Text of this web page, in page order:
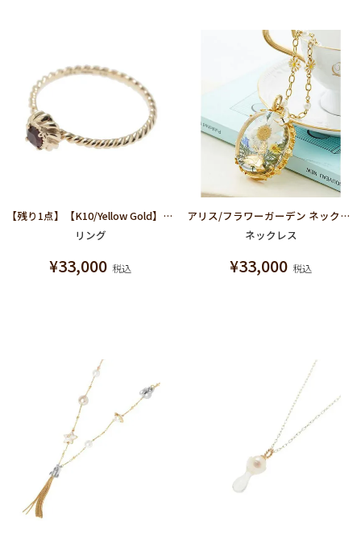
【残り1点】【K10/Yellow Gold】ワンスクープ ラズベリーホイップリング
リング
¥33,000 税込
アリス/フラワーガーデン ネックレス【ディズニー アクセサリー】【ふしぎの国のアリス】
ネックレス
¥33,000 税込